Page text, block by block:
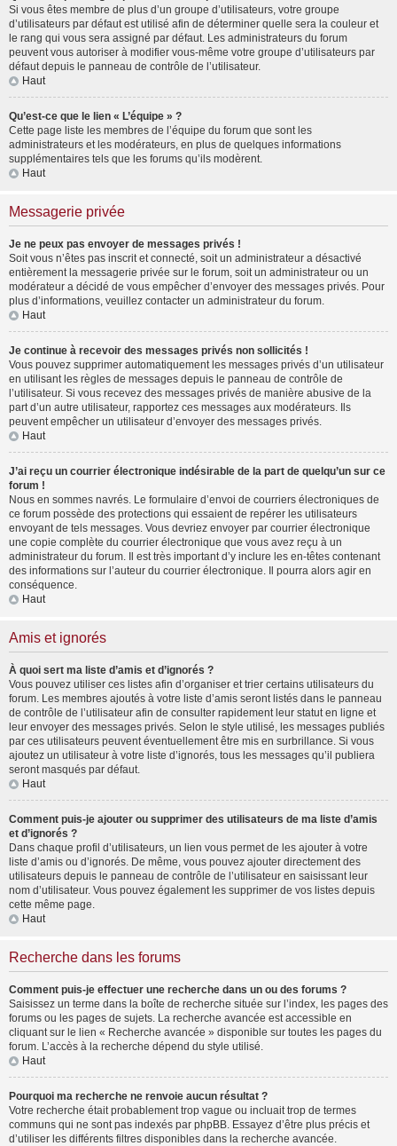
Si vous êtes membre de plus d’un groupe d’utilisateurs, votre groupe
d’utilisateurs par défaut est utilisé afin de déterminer quelle sera la couleur et
le rang qui vous sera assigné par défaut. Les administrateurs du forum
peuvent vous autoriser à modifier vous-même votre groupe d’utilisateurs par
défaut depuis le panneau de contrôle de l’utilisateur.
Haut
Qu’est-ce que le lien « L’équipe » ?
Cette page liste les membres de l’équipe du forum que sont les
administrateurs et les modérateurs, en plus de quelques informations
supplémentaires tels que les forums qu’ils modèrent.
Haut
Messagerie privée
Je ne peux pas envoyer de messages privés !
Soit vous n’êtes pas inscrit et connecté, soit un administrateur a désactivé
entièrement la messagerie privée sur le forum, soit un administrateur ou un
modérateur a décidé de vous empêcher d’envoyer des messages privés. Pour
plus d’informations, veuillez contacter un administrateur du forum.
Haut
Je continue à recevoir des messages privés non sollicités !
Vous pouvez supprimer automatiquement les messages privés d’un utilisateur
en utilisant les règles de messages depuis le panneau de contrôle de
l’utilisateur. Si vous recevez des messages privés de manière abusive de la
part d’un autre utilisateur, rapportez ces messages aux modérateurs. Ils
peuvent empêcher un utilisateur d’envoyer des messages privés.
Haut
J’ai reçu un courrier électronique indésirable de la part de quelqu’un sur ce
forum !
Nous en sommes navrés. Le formulaire d’envoi de courriers électroniques de
ce forum possède des protections qui essaient de repérer les utilisateurs
envoyant de tels messages. Vous devriez envoyer par courrier électronique
une copie complète du courrier électronique que vous avez reçu à un
administrateur du forum. Il est très important d’y inclure les en-têtes contenant
des informations sur l’auteur du courrier électronique. Il pourra alors agir en
conséquence.
Haut
Amis et ignorés
À quoi sert ma liste d’amis et d’ignorés ?
Vous pouvez utiliser ces listes afin d’organiser et trier certains utilisateurs du
forum. Les membres ajoutés à votre liste d’amis seront listés dans le panneau
de contrôle de l’utilisateur afin de consulter rapidement leur statut en ligne et
leur envoyer des messages privés. Selon le style utilisé, les messages publiés
par ces utilisateurs peuvent éventuellement être mis en surbrillance. Si vous
ajoutez un utilisateur à votre liste d’ignorés, tous les messages qu’il publiera
seront masqués par défaut.
Haut
Comment puis-je ajouter ou supprimer des utilisateurs de ma liste d’amis
et d’ignorés ?
Dans chaque profil d’utilisateurs, un lien vous permet de les ajouter à votre
liste d’amis ou d’ignorés. De même, vous pouvez ajouter directement des
utilisateurs depuis le panneau de contrôle de l’utilisateur en saisissant leur
nom d’utilisateur. Vous pouvez également les supprimer de vos listes depuis
cette même page.
Haut
Recherche dans les forums
Comment puis-je effectuer une recherche dans un ou des forums ?
Saisissez un terme dans la boîte de recherche située sur l’index, les pages des
forums ou les pages de sujets. La recherche avancée est accessible en
cliquant sur le lien « Recherche avancée » disponible sur toutes les pages du
forum. L’accès à la recherche dépend du style utilisé.
Haut
Pourquoi ma recherche ne renvoie aucun résultat ?
Votre recherche était probablement trop vague ou incluait trop de termes
communs qui ne sont pas indexés par phpBB. Essayez d’être plus précis et
d’utiliser les différents filtres disponibles dans la recherche avancée.